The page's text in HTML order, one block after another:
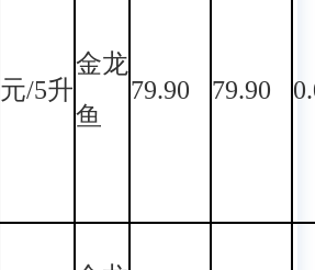
元/5升
金龙
鱼
79.90 79.90